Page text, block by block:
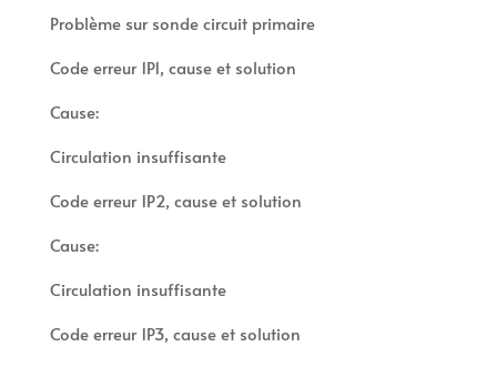
Problème sur sonde circuit primaire
Code erreur 1P1, cause et solution
Cause:
Circulation insuffisante
Code erreur 1P2, cause et solution
Cause:
Circulation insuffisante
Code erreur 1P3, cause et solution